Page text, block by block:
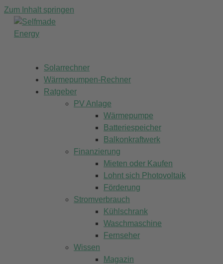
Zum Inhalt springen
Solarrechner
Wärmepumpen-Rechner
Ratgeber
PV Anlage
Wärmepumpe
Batteriespeicher
Balkonkraftwerk
Finanzierung
Mieten oder Kaufen
Lohnt sich Photovoltaik
Förderung
Stromverbrauch
Kühlschrank
Waschmaschine
Fernseher
Wissen
Magazin